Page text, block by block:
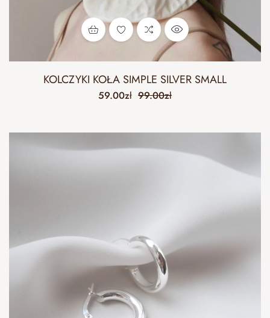
KOLCZYKI KOŁA SIMPLE SILVER SMALL
99.00zł
59.00zł